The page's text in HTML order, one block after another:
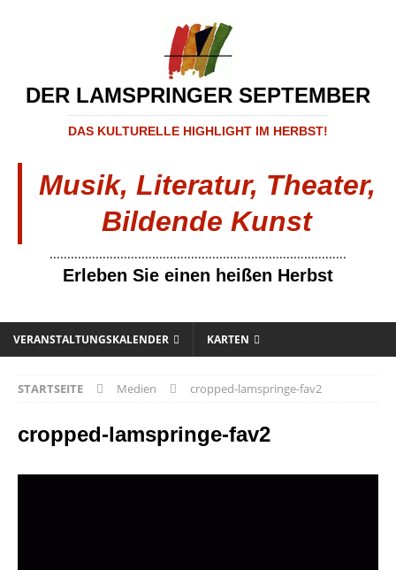
DER LAMSPRINGER SEPTEMBER
DAS KULTURELLE HIGHLIGHT IM HERBST!
Musik, Literatur, Theater,
Bildende Kunst
....................................................................................
Erleben Sie einen heißen Herbst
VERANSTALTUNGSKALENDER KARTEN
STARTSEITE Medien cropped-lamspringe-fav2
cropped-lamspringe-fav2